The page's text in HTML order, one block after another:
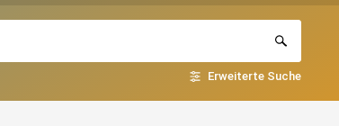
Erweiterte Suche